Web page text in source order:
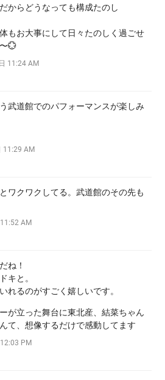
からどうなっても構成たのし
もお大事にして日々たのしく過ごせ
💮
11:24 AM
武道館でのパフォーマンスが楽しみ
11:29 AM
ワクワクしてる。武道館のその先も
AM
ね！
キと。
れるのがすごく嬉しいです。
が立った舞台に東北産、結菜ちゃん
て、想像するだけで感動してます
PM